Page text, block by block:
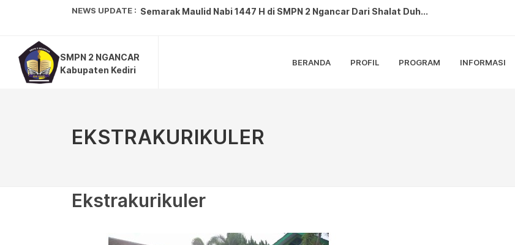
NEWS UPDATE :
Kepala Dinas Pendidikan Melakukan Monev ANBK di SMPN 2 Nganc...
Meriahnya Peringatan HUT ke-80 RI di SMP Negeri 2 Ngancar, L...
Peringatan Isra Mikraj di SMPN 2 Ngancar Berlangsung Meriah ...
SMPN 2 NGANCAR
Kabupaten Kediri
BERANDA PROFIL PROGRAM INFORMASI
EKSTRAKURIKULER
Ekstrakurikuler